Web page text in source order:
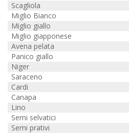
Scagliola
Miglio Bianco
Miglio giallo
Miglio giapponese
Avena pelata
Panico giallo
Niger
Saraceno
Cardi
Canapa
Lino
Semi selvatici
Semi prativi